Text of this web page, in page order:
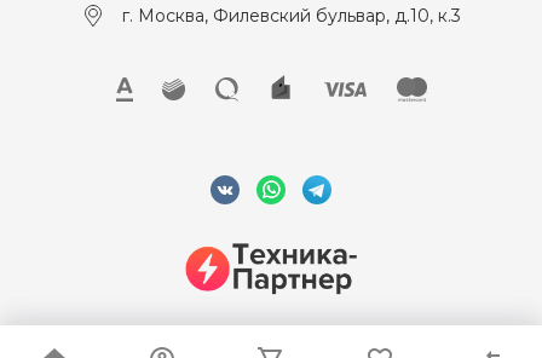
г. Москва, Филевский бульвар, д.10, к.3
© 2026 ООО "Техника-Партнер", ИНН 7715962922, Все права